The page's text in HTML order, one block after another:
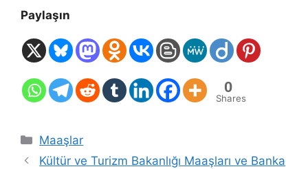
Paylaşın
0
Shares
Kategoriler
Maaşlar
Kültür ve Turizm Bakanlığı Maaşları ve Banka